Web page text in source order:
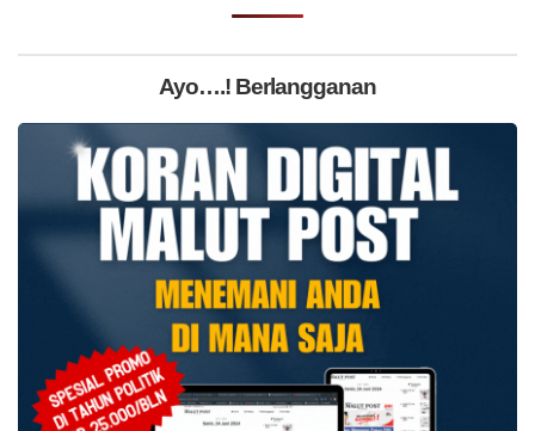
Ayo….! Berlangganan